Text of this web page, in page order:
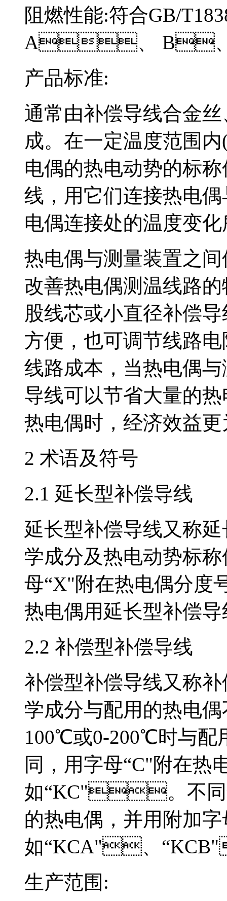
阻燃性能:符合GB/
A、 B、 C
产品标准:
通常由补偿导线合金丝
成。在一定温度范围
电偶的热电动势的标
线，用它们连接热
电偶连接处的温度变化所
热电偶与测量装置之间
改善热电偶测温线路的
股线芯或小直径补偿导
方便，也可调节线路
线路成本，当热电偶
导线可以节省大量的热
热电偶时，经济效益更
2 术语及符号
2.1 延长型补偿导线
延长型补偿导线又称延
学成分及热电动势标称
母“X"附在热电偶分度
热电偶用延长型补偿导线
2.2 补偿型补偿导线
补偿型补偿导线又称补
学成分与配用的热电偶
100℃或0-200℃时与配
同，用字母“C"附在
如“KC"。不同
的热电偶，并用附加字
如“KCA"、
生产范围: